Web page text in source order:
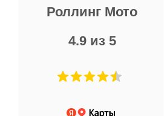
Роллинг Мото
4.9 из 5
Не понравились условия
и дают только на год)